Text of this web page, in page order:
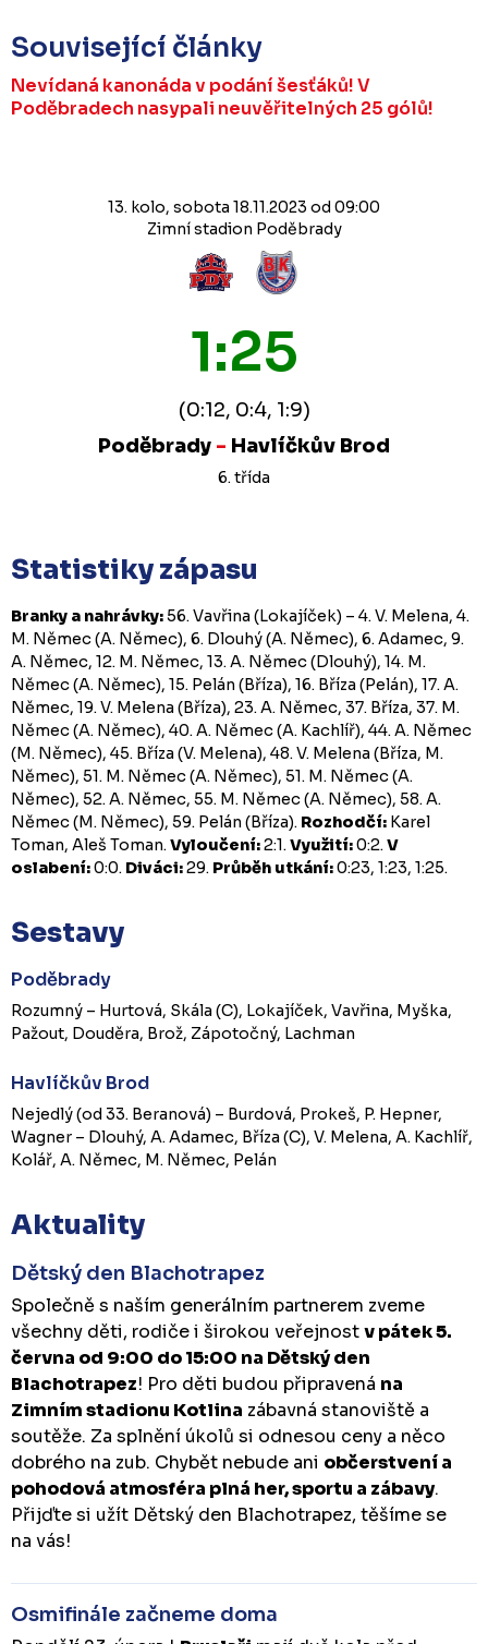
Související články
Nevídaná kanonáda v podání šesťáků! V
Poděbradech nasypali neuvěřitelných 25 gólů!
13. kolo, sobota 18.11.2023 od 09:00
Zimní stadion Poděbrady
1:25
(0:12, 0:4, 1:9)
Poděbrady - Havlíčkův Brod
6. třída
Statistiky zápasu
Branky a nahrávky:56. Vavřina (Lokajíček) – 4. V. Melena, 4.
M. Němec (A. Němec), 6. Dlouhý (A. Němec), 6. Adamec, 9.
A. Němec, 12. M. Němec, 13. A. Němec (Dlouhý), 14. M.
Němec (A. Němec), 15. Pelán (Bříza), 16. Bříza (Pelán), 17. A.
Němec, 19. V. Melena (Bříza), 23. A. Němec, 37. Bříza, 37. M.
Němec (A. Němec), 40. A. Němec (A. Kachlíř), 44. A. Němec
(M. Němec), 45. Bříza (V. Melena), 48. V. Melena (Bříza, M.
Němec), 51. M. Němec (A. Němec), 51. M. Němec (A.
Němec), 52. A. Němec, 55. M. Němec (A. Němec), 58. A.
Němec (M. Němec), 59. Pelán (Bříza). Rozhodčí: Karel
Toman, Aleš Toman.Vyloučení:2:1.Využití:0:2.V
oslabení:0:0. Diváci:29. Průběh utkání:0:23, 1:23, 1:25.
Sestavy
Poděbrady
Rozumný – Hurtová, Skála (C), Lokajíček, Vavřina, Myška,
Pažout, Douděra, Brož, Zápotočný, Lachman
Havlíčkův Brod
Nejedlý (od 33. Beranová) – Burdová, Prokeš, P. Hepner,
Wagner – Dlouhý, A. Adamec, Bříza (C), V. Melena, A. Kachlíř,
Kolář, A. Němec, M. Němec, Pelán
Aktuality
Dětský den Blachotrapez
Společně s naším generálním partnerem zveme
všechny děti, rodiče i širokou veřejnostv pátek 5.
června od 9:00 do 15:00 na Dětský den
Blachotrapez! Pro děti budou připravená na
Zimním stadionu Kotlina zábavná stanoviště a
soutěže. Za splnění úkolů si odnesou ceny a něco
dobrého na zub. Chybět nebude ani občerstvení a
pohodová atmosféra plná her, sportu a zábavy.
Přijďte si užít Dětský den Blachotrapez, těšíme se
na vás!
Osmifinále začneme doma